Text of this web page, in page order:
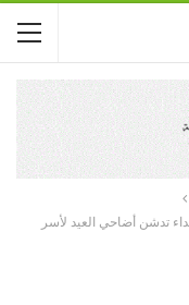
تدشن أضاحي العيد لأسر